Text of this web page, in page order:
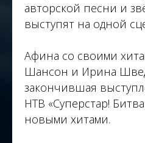
авторской песни и
выступят на одной
Афина со своими
Шансон и Ирина
закончившая
НТВ «Суперстар!
новыми хитами.